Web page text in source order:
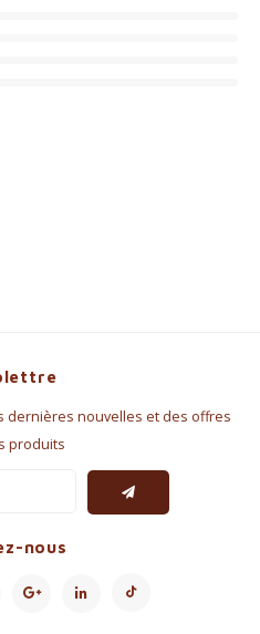
dernières nouvelles et des offres
produits
nous